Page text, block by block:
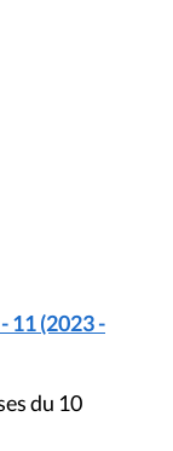
11 (2023 -
du 10